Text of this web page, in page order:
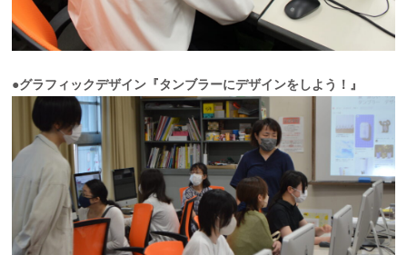
●グラフィックデザイン『タンブラーにデザインをしよう！』